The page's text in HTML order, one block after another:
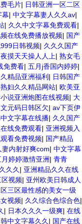
毛片| 日韩亚洲一区二区
幕| 中文字幕妻人久久av|
| 久久中文字幕免费观看|
在线免费播放视频| 国产
日韩视频| 久久久国产
摸天天操人人上| 熟女毛
免费看| 五月j香国内婷婷|
精品亚洲福利 | 日韩国产
熟妇久久精品网站| 欧美亚
说亚洲炮图在线视频| 大
元码日韩区欠| av下页伊
文字幕在线播| 久久国产
线免费观看| 亚洲视频入
看免费视频| 国产精品
妻内射好爽com| 中文字幕
婷婷激情亚洲| 青青
久久 | 亚洲精品久久在线
视频| 亚州欧美日韩成人
三区最性感的美女一级
视频| 久久综合色综合色|
| 日本久久久一级爽| 在线
中文字幕久久 | 国产在线